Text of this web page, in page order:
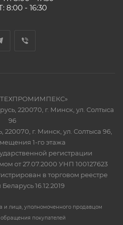
8:00 - 16:30
220070, г. Минск, ул. Солтыса
96
220070, г. Минск, ул. Солтыса 96,
1-го этажа
регистрации
от 27.07.2000 УНП 100127623
в торговом реестре
16.12.2019
и лица, уполномоченного продавцом
покупателей